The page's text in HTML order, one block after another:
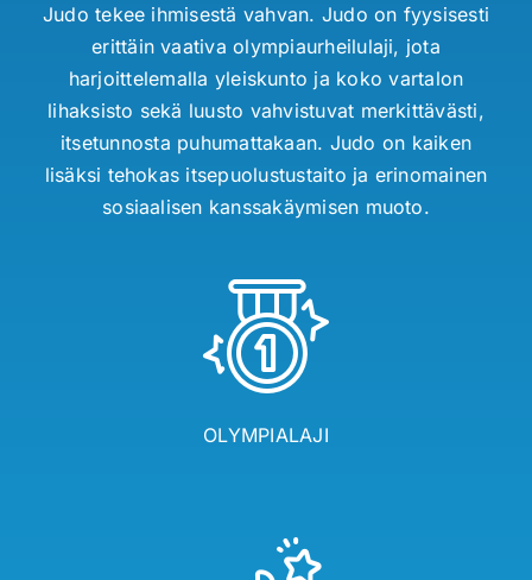
Judo tekee ihmisestä vahvan. Judo on fyysisesti
erittäin vaativa olympiaurheilulaji, jota
harjoittelemalla yleiskunto ja koko vartalon
lihaksisto sekä luusto vahvistuvat merkittävästi,
itsetunnosta puhumattakaan. Judo on kaiken
lisäksi tehokas itsepuolustustaito ja erinomainen
sosiaalisen kanssakäymisen muoto.
OLYMPIALAJI